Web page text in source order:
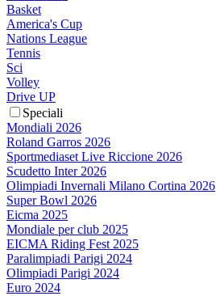
Basket
America's Cup
Nations League
Tennis
Sci
Volley
Drive UP
Speciali
Mondiali 2026
Roland Garros 2026
Sportmediaset Live Riccione 2026
Scudetto Inter 2026
Olimpiadi Invernali Milano Cortina 2026
Super Bowl 2026
Eicma 2025
Mondiale per club 2025
EICMA Riding Fest 2025
Paralimpiadi Parigi 2024
Olimpiadi Parigi 2024
Euro 2024